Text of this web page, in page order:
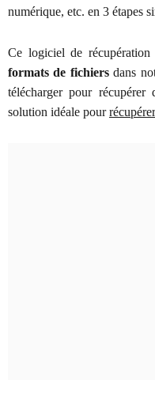
numérique, etc. en 3 étapes
Ce logiciel de
formats de fichiersdans
télécharger pour récupérer
solution idéale pour